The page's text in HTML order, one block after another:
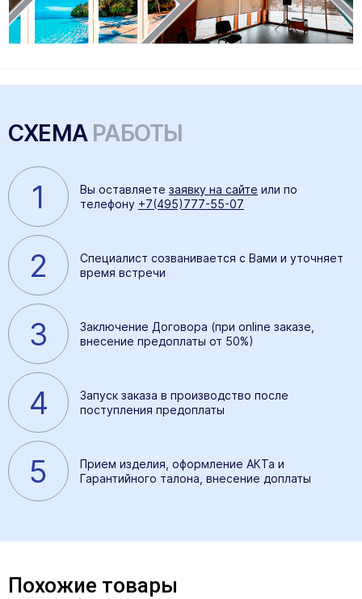
СХЕМАРАБОТЫ
1 Вы оставляете заявку на сайте или по
телефону +7(495)777-55-07
2
Специалист созванивается с Вами и уточняет
время встречи
3
Заключение Договора (при online заказе,
внесение предоплаты от 50%)
4
Запуск заказа в производство после
поступления предоплаты
5
Прием изделия, оформление АКТа и
Гарантийного талона, внесение доплаты
Похожие товары